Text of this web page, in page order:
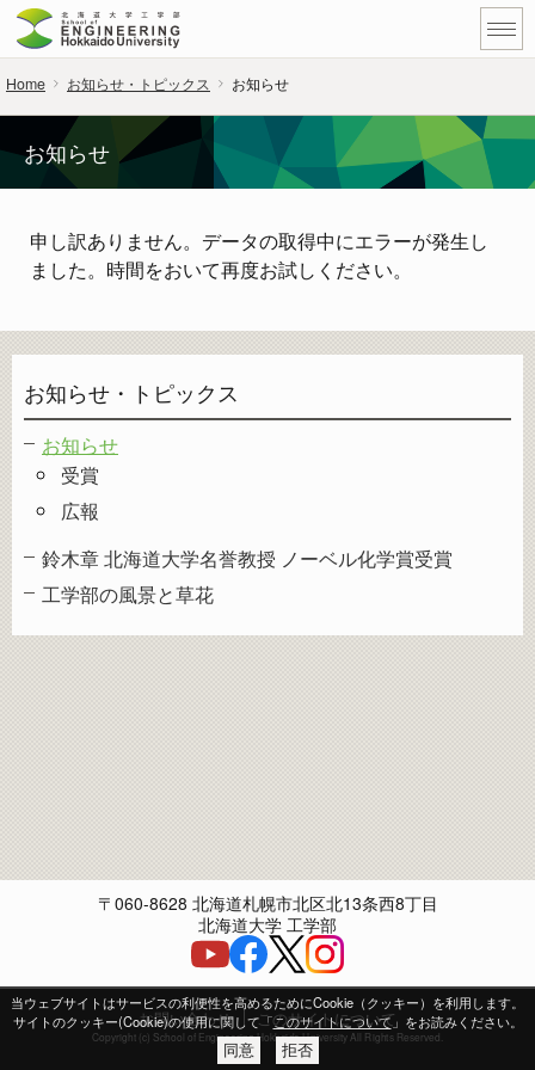
Home お知らせ・トピックス お知らせ
お知らせ
申し訳ありません。データの取得中にエラーが発生し
ました。時間をおいて再度お試しください。
お知らせ・トピックス
お知らせ
受賞
広報
鈴木章 北海道大学名誉教授 ノーベル化学賞受賞
工学部の風景と草花
〒060-8628 北海道札幌市北区北13条西8丁目
北海道大学 工学部
Copyright (c) School of Engineering Hokkaido University All Rights Reserved.
お問い合わせ このサイトについて
当ウェブサイトはサービスの利便性を高めるためにCookie（クッキー）を利用します。
サイトのクッキー(Cookie)の使用に関して「このサイトについて」をお読みください。
同意 拒否